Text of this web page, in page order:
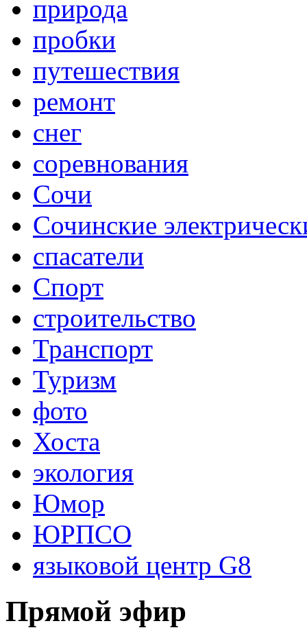
природа
пробки
путешествия
ремонт
снег
соревнования
Сочи
Сочинские
спасатели
Спорт
строительство
Транспорт
Туризм
фото
Хоста
экология
Юмор
ЮРПСО
языковой центр G8
Прямой эфир